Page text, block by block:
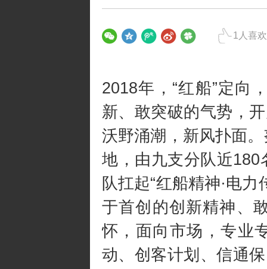
1 人喜欢
2018年，“红船”定向
新、敢突破的气势，
沃野涌潮，新风扑面
地，由九支分队近
队扛起“红船精神·电
于首创的创新精神、
怀，面向市场，专业
动、创客计划、信通